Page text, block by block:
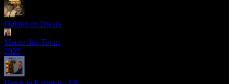
Dubbel en Dwars
Marco den Toom
2025